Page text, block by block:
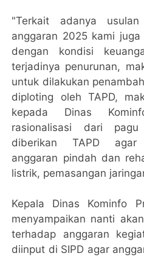
"Terkait adanya
anggaran 2025 kami
dengan kondisi
terjadinya penurunan,
untuk dilakukan
diploting oleh TAPD,
kepada Dinas
rasionalisasi dari
diberikan TAPD agar
anggaran pindah dan
listrik, pemasangan
Kepala Dinas Kominfo
menyampaikan nanti
terhadap anggaran
diinput di SIPD agar